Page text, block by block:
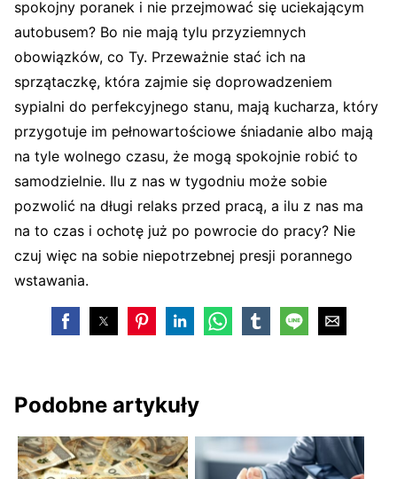
spokojny poranek i nie przejmować się uciekającym
autobusem? Bo nie mają tylu przyziemnych
obowiązków, co Ty. Przeważnie stać ich na
sprzątaczkę, która zajmie się doprowadzeniem
sypialni do perfekcyjnego stanu, mają kucharza, który
przygotuje im pełnowartościowe śniadanie albo mają
na tyle wolnego czasu, że mogą spokojnie robić to
samodzielnie. Ilu z nas w tygodniu może sobie
pozwolić na długi relaks przed pracą, a ilu z nas ma
na to czas i ochotę już po powrocie do pracy? Nie
czuj więc na sobie niepotrzebnej presji porannego
wstawania.
Podobne artykuły